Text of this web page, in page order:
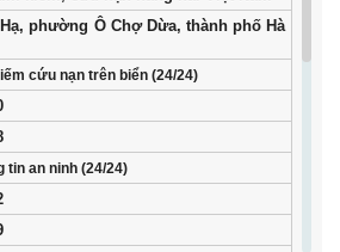
phường Ô Chợ Dừa, thành phố Hà
cứu nạn trên biển (24/24)
tin an ninh (24/24)